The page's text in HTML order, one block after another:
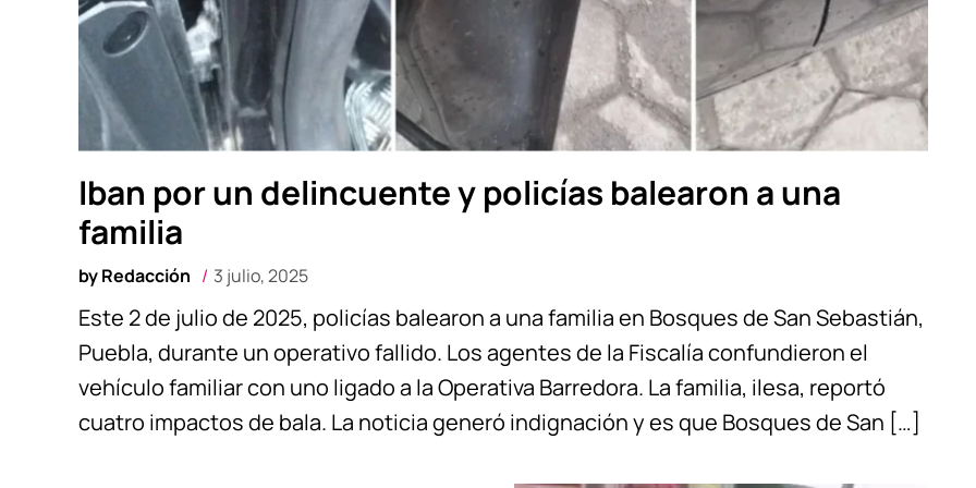
Iban por un delincuente y policías balearon a una
familia
byRedacción 3 julio, 2025
Este 2 de julio de 2025, policías balearon a una familia en Bosques de San Sebastián,
Puebla, durante un operativo fallido. Los agentes de la Fiscalía confundieron el
vehículo familiar con uno ligado a la Operativa Barredora. La familia, ilesa, reportó
cuatro impactos de bala. La noticia generó indignación y es que Bosques de San […]